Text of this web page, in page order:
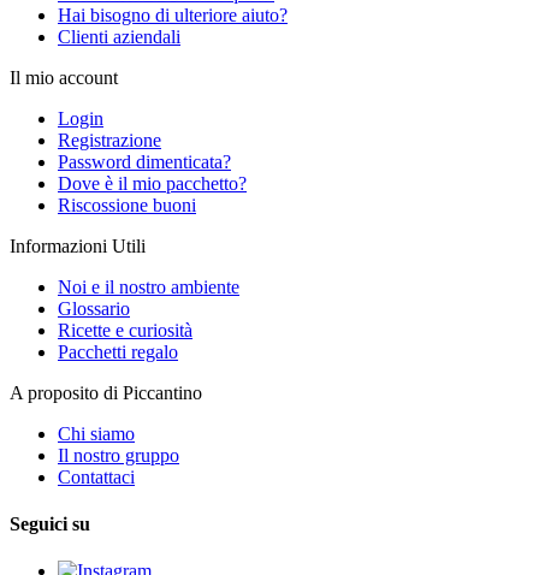
Hai bisogno di ulteriore aiuto?
Clienti aziendali
Il mio account
Login
Registrazione
Password dimenticata?
Dove è il mio pacchetto?
Riscossione buoni
Informazioni Utili
Noi e il nostro ambiente
Glossario
Ricette e curiosità
Pacchetti regalo
A proposito di Piccantino
Chi siamo
Il nostro gruppo
Contattaci
Seguici su